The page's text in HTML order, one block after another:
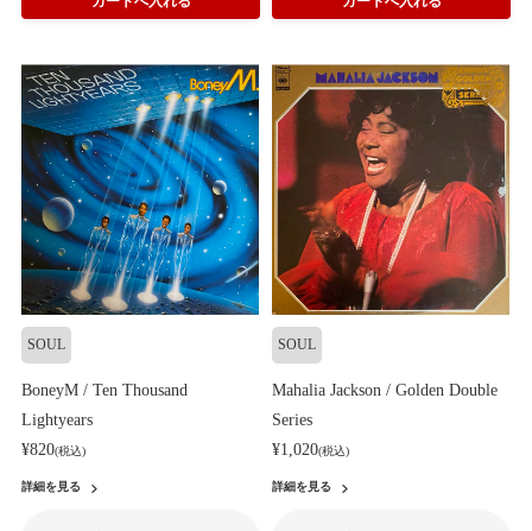
SOUL
BoneyM / Ten Thousand
Lightyears
¥820(税込)
詳細を見る
SOUL
Mahalia Jackson / Golden Double
Series
¥1,020(税込)
詳細を見る